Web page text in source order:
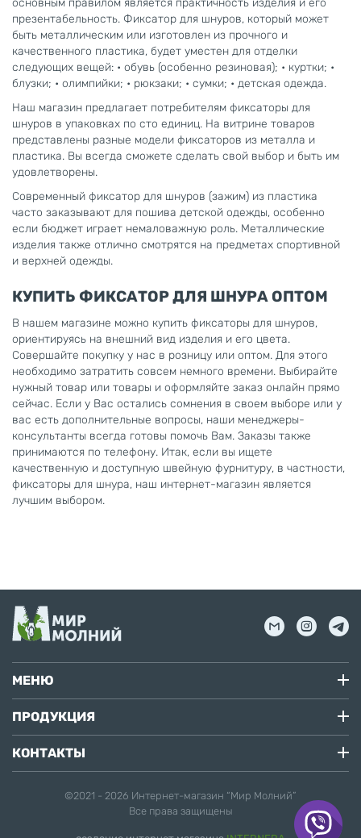
основным правилом является практичность изделия и его
презентабельность. Фиксатор для шнуров, который может
быть металлическим или изготовлен из прочного и
качественного пластика, будет уместен для отделки
следующих вещей: • обувь (особенно резиновая); • куртки; •
блузки; • олимпийки; • рюкзаки; • сумки; • детская одежда.
Наш магазин предлагает потребителям фиксаторы для
шнуров в упаковках по сто единиц. На витрине товаров
представлены разные модели фиксаторов из металла и
пластика. Вы всегда сможете сделать свой выбор и быть им
удовлетворены.
Современный фиксатор для шнуров (зажим) из пластика
часто заказывают для пошива детской одежды, особенно
если бюджет играет немаловажную роль. Металлические
изделия также отлично смотрятся на предметах спортивной
и верхней одежды.
КУПИТЬ ФИКСАТОР ДЛЯ ШНУРА ОПТОМ
В нашем магазине можно купить фиксаторы для шнуров,
ориентируясь на внешний вид изделия и его цвета.
Совершайте покупку у нас в розницу или оптом. Для этого
необходимо затратить совсем немного времени. Выбирайте
нужный товар или товары и оформляйте заказ онлайн прямо
сейчас. Если у Вас остались сомнения в своем выборе или у
вас есть дополнительные вопросы, наши менеджеры-
консультанты всегда готовы помочь Вам. Заказы также
принимаются по телефону. Итак, если вы ищете
качественную и доступную швейную фурнитуру, в частности,
фиксаторы для шнура, наш интернет-магазин является
лучшим выбором.
МЕНЮ
ПРОДУКЦИЯ
КОНТАКТЫ
©2021 - 2026 Интернет-магазин “Мир Молний”
Все права защищены